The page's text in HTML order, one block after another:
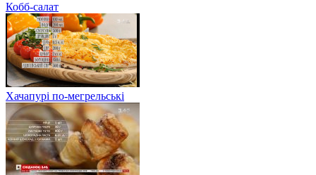
Кобб-салат
Хачапурі по-мегрельські